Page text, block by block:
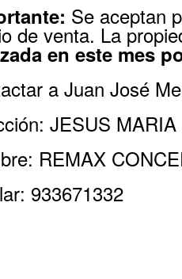
Se aceptan
de venta. La
en este mes
a Juan José
JESUS MARIA
REMAX
933671332